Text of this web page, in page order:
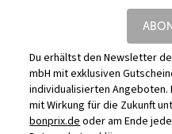
Du erhältst den Newsletter
mbH mit exklusiven
individualisierten Angeboten.
mit Wirkung für die Zukunft
bonprix.deoder am Ende